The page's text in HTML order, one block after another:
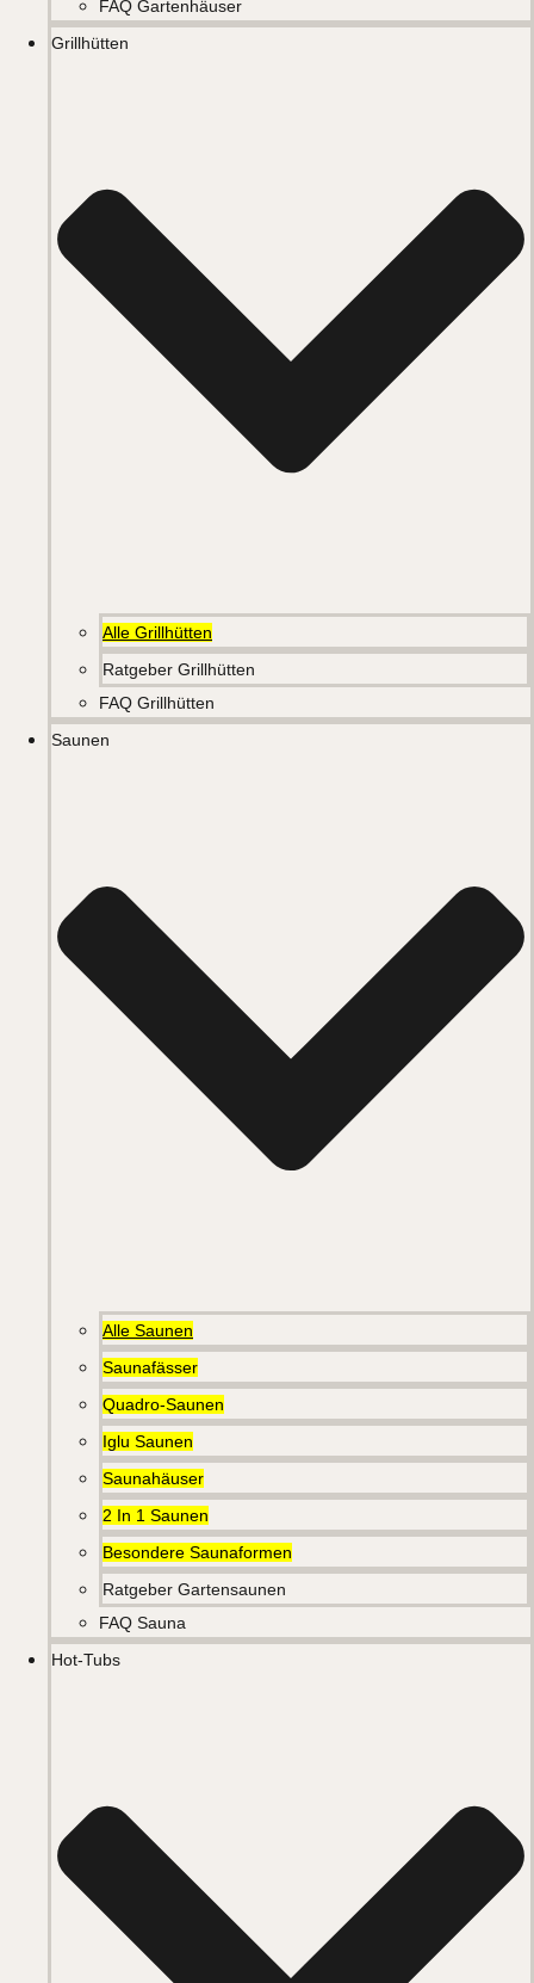
FAQ Gartenhäuser
Grillhütten
Alle Grillhütten
Ratgeber Grillhütten
FAQ Grillhütten
Saunen
Alle Saunen
Saunafässer
Quadro-Saunen
Iglu Saunen
Saunahäuser
2 In 1 Saunen
Besondere Saunaformen
Ratgeber Gartensaunen
FAQ Sauna
Hot-Tubs